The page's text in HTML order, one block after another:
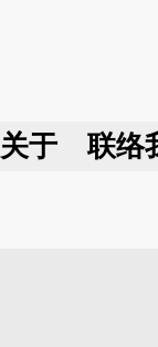
关于 联络